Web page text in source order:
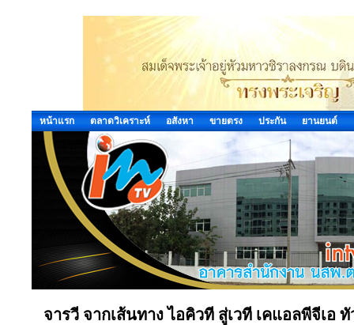
หน้าแรก ตลาดวิเคราะห์ อสังหา ขายตรง ประกัน ยานยนต์
จารวี จากเส้นทาง ไอคิวที สู่เวที เคแอลพีจีเอ ทั